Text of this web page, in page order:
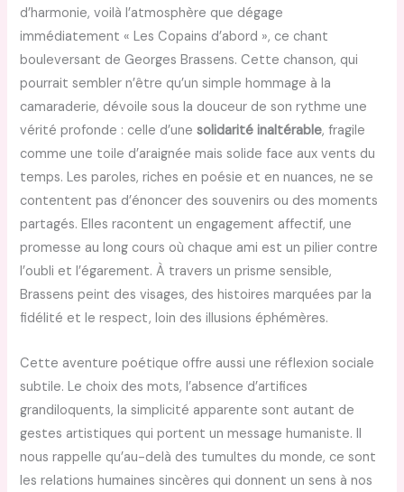
d’harmonie, voilà l’atmosphère que dégage
immédiatement « Les Copains d’abord », ce chant
bouleversant de Georges Brassens. Cette chanson, qui
pourrait sembler n’être qu’un simple hommage à la
camaraderie, dévoile sous la douceur de son rythme une
vérité profonde : celle d’unesolidarité inaltérable, fragile
comme une toile d’araignée mais solide face aux vents du
temps. Les paroles, riches en poésie et en nuances, ne se
contentent pas d’énoncer des souvenirs ou des moments
partagés. Elles racontent un engagement affectif, une
promesse au long cours où chaque ami est un pilier contre
l’oubli et l’égarement. À travers un prisme sensible,
Brassens peint des visages, des histoires marquées par la
fidélité et le respect, loin des illusions éphémères.
Cette aventure poétique offre aussi une réflexion sociale
subtile. Le choix des mots, l’absence d’artifices
grandiloquents, la simplicité apparente sont autant de
gestes artistiques qui portent un message humaniste. Il
nous rappelle qu’au-delà des tumultes du monde, ce sont
les relations humaines sincères qui donnent un sens à nos